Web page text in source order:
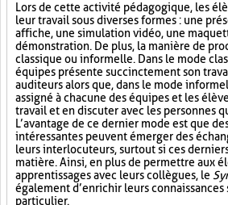
Lors de cette activité pédagogique, les
leur travail sous diverses formes : une
affiche, une simulation vidéo, une
démonstration. De plus, la manière de
classique ou informelle. Dans le mode
équipes présente succinctement son
auditeurs alors que, dans le mode
assigné à chacune des équipes et les
travail et en discuter avec les personnes
L’avantage de ce dernier mode est que
intéressantes peuvent émerger des
leurs interlocuteurs, surtout si ces
matière. Ainsi, en plus de permettre aux
apprentissages avec leurs collègues, le
également d’enrichir leurs connaissances
particulier.